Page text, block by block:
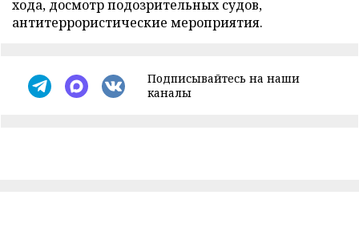
хода, досмотр подозрительных судов,
антитеррористические мероприятия.
Подписывайтесь на наши
каналы